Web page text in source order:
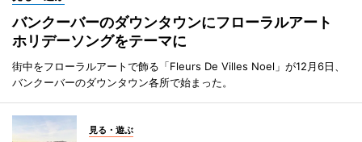
バンクーバーのダウンタウンにフローラルアート
ホリデーソングをテーマに
街中をフローラルアートで飾る「Fleurs De Villes Noel」が12月6日、
バンクーバーのダウンタウン各所で始まった。
見る・遊ぶ